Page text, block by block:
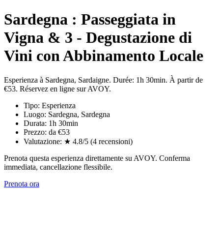
Sardegna : Passeggiata in
Vigna & 3 - Degustazione di
Vini con Abbinamento Locale
Esperienza à Sardegna, Sardaigne. Durée: 1h 30min. À partir de
€53. Réservez en ligne sur AVOY.
Tipo: Esperienza
Luogo: Sardegna, Sardegna
Durata: 1h 30min
Prezzo: da €53
Valutazione: ★ 4.8/5 (4 recensioni)
Prenota questa esperienza direttamente su AVOY. Conferma
immediata, cancellazione flessibile.
Prenota ora